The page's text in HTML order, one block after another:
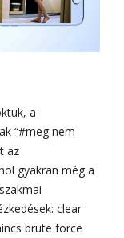
a
“#meg nem
az
gyakran még a
clear
brute force